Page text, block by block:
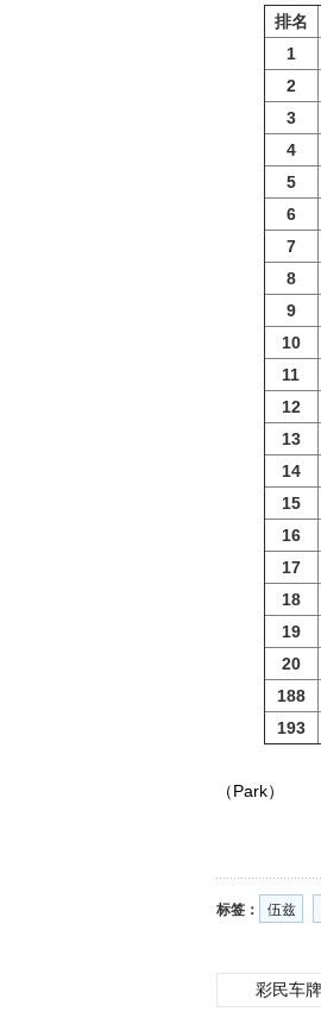
排名
1
2
3
4
5
6
7
8
9
10
11
12
13
14
15
16
17
18
19
20
188
193
（Park）
标签： 伍兹
彩民车